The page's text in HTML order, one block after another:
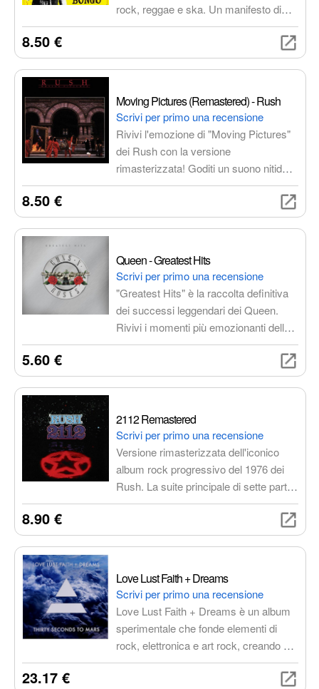
rock, reggae e ska. Un manifesto di
libertà che affronta temi sociali
multiculturale.
8.50 €
Moving Pictures (Remastered) - Rush
Scrivi per primo una recensione
Rivivi l'emozione di "Moving Pictures"
dei Rush con la versione
rimasterizzata! Goditi un suono nitido e
potente, riscoprendo i brani iconici che
progressivo. Un'esperienza
amanti della musica di qualità.
8.50 €
Queen - Greatest Hits
Scrivi per primo una recensione
"Greatest Hits" è la raccolta definitiva
dei successi leggendari dei Queen.
Rivivi i momenti più emozionanti della
carriera della band britannica, con hit
come "Bohemian Rhapsody", "We Will
Rock You" e "Somebody to Love". Un
rock.
5.60 €
2112 Remastered
Scrivi per primo una recensione
Versione rimasterizzata dell'iconico
album rock progressivo del 1976 dei
Rush. La suite principale di sette parti,
insieme ad altri cinque brani, offre
un'esperienza musicale coinvolgente e
multisfaccettata, con potenti riff hard
momenti di pura potenza prog. Un
capolavoro che ha segnato una pietra
miliare nella storia del rock.
8.90 €
Love Lust Faith + Dreams
Scrivi per primo una recensione
Love Lust Faith + Dreams è un album
sperimentale che fonde elementi di
rock, elettronica e art rock, creando un
sound unico e distintivo. Le sonorità
elettroniche si fondono con le chitarre
23.17 €